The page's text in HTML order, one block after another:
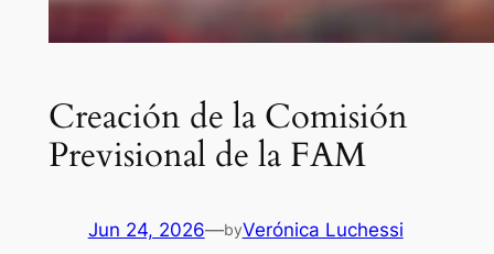
Creación de la Comisión
Previsional de la FAM
Jun 24, 2026—byVerónica Luchessi